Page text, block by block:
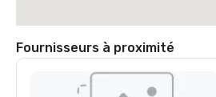
Fournisseurs à proximité